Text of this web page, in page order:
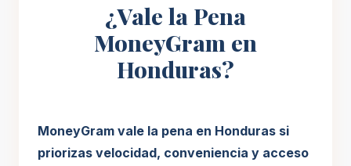
¿Vale la Pena
MoneyGram en
Honduras?
MoneyGram vale la pena en Honduras si
priorizas velocidad, conveniencia y acceso